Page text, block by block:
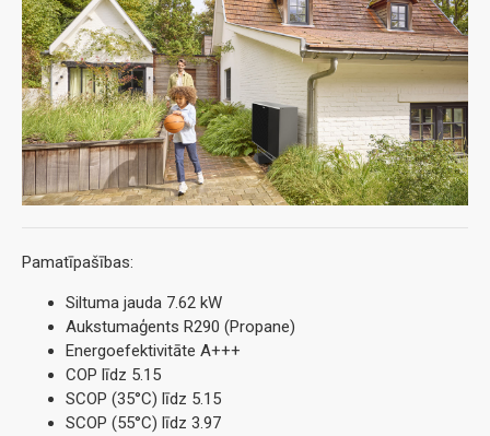
Pamatīpašības:
Siltuma jauda 7.62 kW
Aukstumaģents R290 (Propane)
Energoefektivitāte A+++
COP līdz 5.15
SCOP (35°C) līdz 5.15
SCOP (55°C) līdz 3.97